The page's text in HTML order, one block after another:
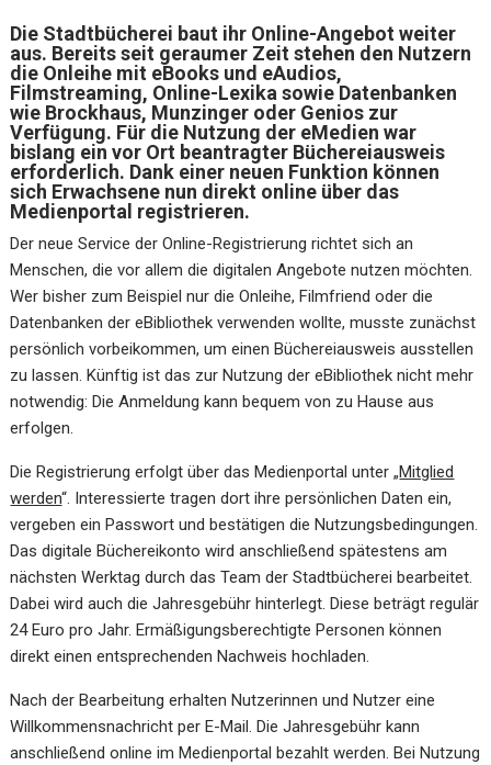
Die Stadtbücherei baut ihr Online-Angebot weiter
aus. Bereits seit geraumer Zeit stehen den Nutzern
die Onleihe mit eBooks und eAudios,
Filmstreaming, Online-Lexika sowie Datenbanken
wie Brockhaus, Munzinger oder Genios zur
Verfügung. Für die Nutzung der eMedien war
bislang ein vor Ort beantragter Büchereiausweis
erforderlich. Dank einer neuen Funktion können
sich Erwachsene nun direkt online über das
Medienportal registrieren.
Der neue Service der Online-Registrierung richtet sich an
Menschen, die vor allem die digitalen Angebote nutzen möchten.
Wer bisher zum Beispiel nur die Onleihe, Filmfriend oder die
Datenbanken der eBibliothek verwenden wollte, musste zunächst
persönlich vorbeikommen, um einen Büchereiausweis ausstellen
zu lassen. Künftig ist das zur Nutzung der eBibliothek nicht mehr
notwendig: Die Anmeldung kann bequem von zu Hause aus
erfolgen.
Die Registrierung erfolgt über das Medienportal unter „Mitglied
werden“. Interessierte tragen dort ihre persönlichen Daten ein,
vergeben ein Passwort und bestätigen die Nutzungsbedingungen.
Das digitale Büchereikonto wird anschließend spätestens am
nächsten Werktag durch das Team der Stadtbücherei bearbeitet.
Dabei wird auch die Jahresgebühr hinterlegt. Diese beträgt regulär
24 Euro pro Jahr. Ermäßigungsberechtigte Personen können
direkt einen entsprechenden Nachweis hochladen.
Nach der Bearbeitung erhalten Nutzerinnen und Nutzer eine
Willkommensnachricht per E-Mail. Die Jahresgebühr kann
anschließend online im Medienportal bezahlt werden. Bei Nutzung